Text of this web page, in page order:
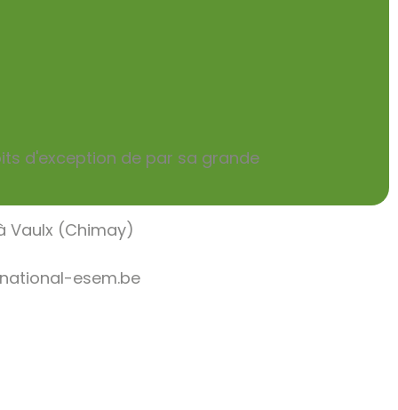
d'exception de par sa grande
Vaulx (Chimay)
esem.be